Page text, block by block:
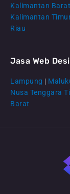
Kalimantan Barat
Kalimantan
Riau
Jasa Web
Lampung |
Nusa Tenggara
Barat